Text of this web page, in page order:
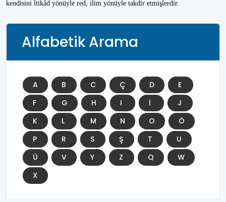
kendisini îtikâd yönüyle red, ilim yönüyle takdir etmişlerdir.
Alfabetik Arama
A B C Ç D
E
F
G H I İ
J
K
L M N O
Ö
P
R S Ş T
U
Ü
V Y Z Q
W
X